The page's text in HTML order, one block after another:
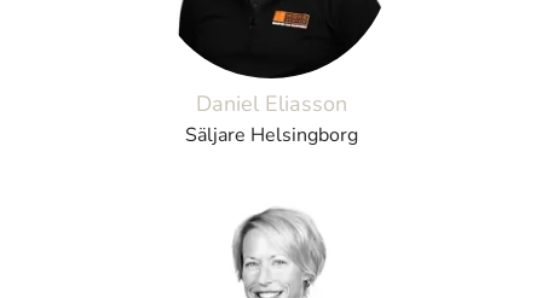
Daniel Eliasson
Säljare Helsingborg